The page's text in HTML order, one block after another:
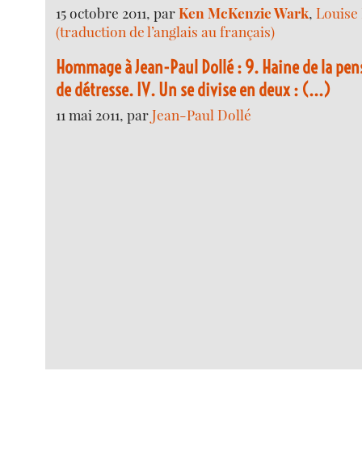
15 octobre 2011, parKen McKenzie Wark,Louise
(traduction de l’anglais au français)
Hommage à Jean-Paul Dollé : 9. Haine de la
de détresse. IV. Un se divise en deux : (...)
11 mai 2011, parJean-Paul Dollé